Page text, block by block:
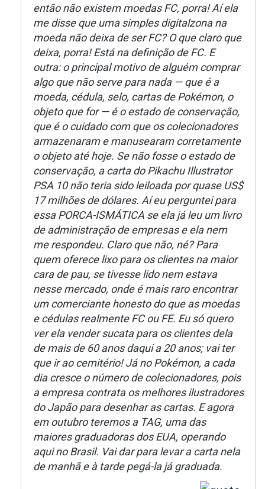
então não existem moedas FC, porra! Aí ela
me disse que uma simples digitalzona na
moeda não deixa de ser FC? O que claro que
deixa, porra! Está na definição de FC. E
outra: o principal motivo de alguém comprar
algo que não serve para nada — que é a
moeda, cédula, selo, cartas de Pokémon, o
objeto que for — é o estado de conservação,
que é o cuidado com que os colecionadores
armazenaram e manusearam corretamente
o objeto até hoje. Se não fosse o estado de
conservação, a carta do Pikachu Illustrator
PSA 10 não teria sido leiloada por quase US$
17 milhões de dólares. Aí eu perguntei para
essa PORCA-ISMÁTICA se ela já leu um livro
de administração de empresas e ela nem
me respondeu. Claro que não, né? Para
quem oferece lixo para os clientes na maior
cara de pau, se tivesse lido nem estava
nesse mercado, onde é mais raro encontrar
um comerciante honesto do que as moedas
e cédulas realmente FC ou FE. Eu só quero
ver ela vender sucata para os clientes dela
de mais de 60 anos daqui a 20 anos; vai ter
que ir ao cemitério! Já no Pokémon, a cada
dia cresce o número de colecionadores, pois
a empresa contrata os melhores ilustradores
do Japão para desenhar as cartas. E agora
em outubro teremos a TAG, uma das
maiores graduadoras dos EUA, operando
aqui no Brasil. Vai dar para levar a carta nela
de manhã e à tarde pegá-la já graduada.